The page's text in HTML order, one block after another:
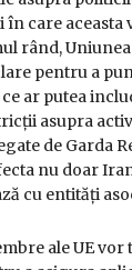
care aceasta
rând,
pentru a
ce ar putea
asupra
de Garda
nu doar
cu entități
ale UE vor